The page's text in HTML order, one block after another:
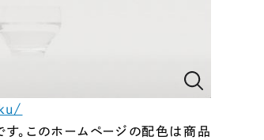
型」でのWebサイト制作を承ります。
。このホームページの配色は商品